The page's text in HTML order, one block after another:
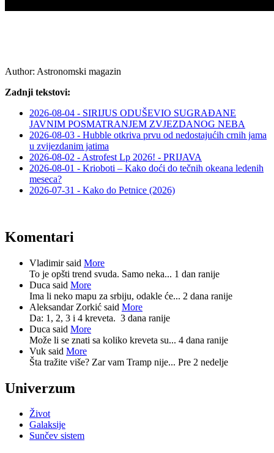
Author: Astronomski magazin
Zadnji tekstovi:
2026-08-04 - SIRIJUS ODUŠEVIO SUGRAĐANE
JAVNIM POSMATRANJEM ZVJEZDANOG NEBA
2026-08-03 - Hubble otkriva prvu od nedostajućih crnih jama
u zvijezdanim jatima
2026-08-02 - Astrofest Lp 2026! - PRIJAVA
2026-08-01 - Krioboti – Kako doći do tečnih okeana ledenih
meseca?
2026-07-31 - Kako do Petnice (2026)
Komentari
Vladimir said More
To je opšti trend svuda. Samo neka... 1 dan ranije
Duca said More
Ima li neko mapu za srbiju, odakle će... 2 dana ranije
Aleksandar Zorkić said More
Da: 1, 2, 3 i 4 kreveta. 3 dana ranije
Duca said More
Može li se znati sa koliko kreveta su... 4 dana ranije
Vuk said More
Šta tražite više? Zar vam Tramp nije... Pre 2 nedelje
Univerzum
Život
Galaksije
Sunčev sistem